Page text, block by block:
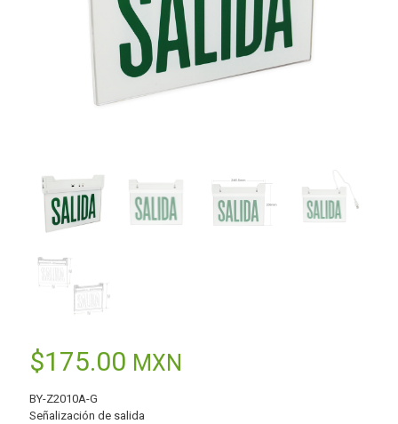
$175.00 MXN
BY-Z2010A-G
Señalización de salida